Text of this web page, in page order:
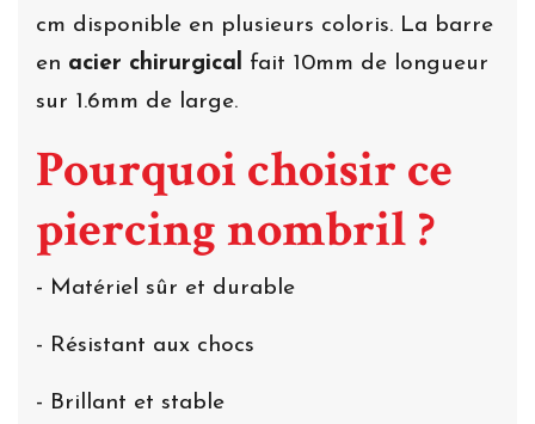
cm disponible en plusieurs coloris. La barre
en acier chirurgical
fait 10mm de longueur
sur 1.6mm de large.
Pourquoi choisir ce
piercing nombril ?
- Matériel sûr et durable
- Résistant aux chocs
- Brillant et stable